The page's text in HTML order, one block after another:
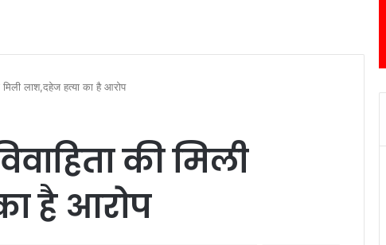
मिली लाश,दहेज हत्या का है आरोप
की मिली
है आरोप